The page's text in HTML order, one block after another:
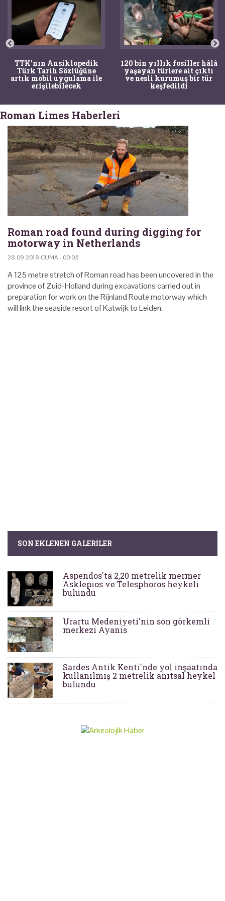
TTK'nın Ansiklopedik
Türk Tarih Sözlüğüne
artık mobil uygulama ile
erişilebilecek
120 bin yıllık fosiller hâlâ
yaşayan türlere ait çıktı
ve nesli kurumuş bir tür
keşfedildi
Roman Limes Haberleri
Roman road found during digging for
motorway in Netherlands
28.09.2018 CUMA - 00:05
A 125 metre stretch of Roman road has been uncovered in the
province of Zuid-Holland during excavations carried out in
preparation for work on the Rijnland Route motorway which
will link the seaside resort of Katwijk to Leiden.
SON EKLENEN GALERILER
Aspendos'ta 2,20 metrelik mermer
Asklepios ve Telesphoros heykeli
bulundu
Urartu Medeniyeti'nin son görkemli
merkezi Ayanis
Sardes Antik Kenti'nde yol inşaatında
kullanılmış 2 metrelik anıtsal heykel
bulundu